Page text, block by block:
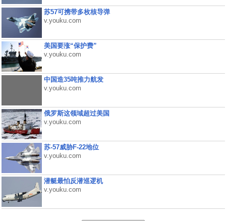
苏57可携带多枚核导弹
v.youku.com
美国要涨“保护费”
v.youku.com
中国造35吨推力航发
v.youku.com
俄罗斯这领域超过美国
v.youku.com
苏-57威胁F-22地位
v.youku.com
潜艇最怕反潜巡逻机
v.youku.com